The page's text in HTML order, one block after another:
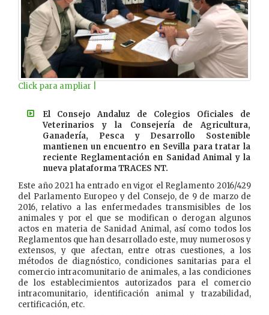
Click para ampliar |
El Consejo Andaluz de Colegios Oficiales de
Veterinarios y la Consejería de Agricultura,
Ganadería, Pesca y Desarrollo Sostenible
mantienen un encuentro en Sevilla para tratar la
reciente Reglamentación en Sanidad Animal y la
nueva plataforma TRACES NT.
Este año 2021 ha entrado en vigor el Reglamento 2016/429
del Parlamento Europeo y del Consejo, de 9 de marzo de
2016, relativo a las enfermedades transmisibles de los
animales y por el que se modifican o derogan algunos
actos en materia de Sanidad Animal, así como todos los
Reglamentos que han desarrollado este, muy numerosos y
extensos, y que afectan, entre otras cuestiones, a los
métodos de diagnóstico, condiciones sanitarias para el
comercio intracomunitario de animales, a las condiciones
de los establecimientos autorizados para el comercio
intracomunitario, identificación animal y trazabilidad,
certificación, etc.